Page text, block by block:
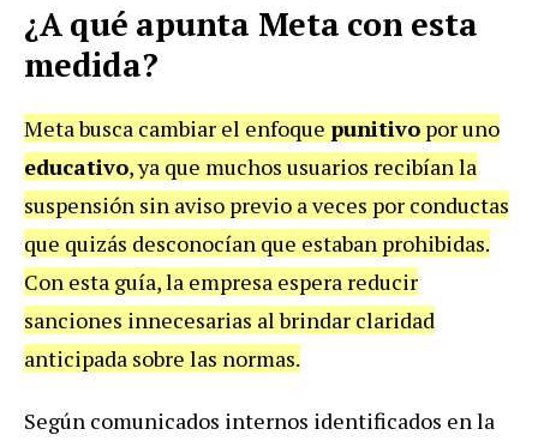
¿A qué apunta Meta con esta
medida?
Meta busca cambiar el enfoque punitivo por uno
educativo, ya que muchos usuarios recibían la
suspensión sin aviso previo a veces por conductas
que quizás desconocían que estaban prohibidas.
Con esta guía, la empresa espera reducir
sanciones innecesarias al brindar claridad
anticipada sobre las normas.
Según comunicados internos identificados en la